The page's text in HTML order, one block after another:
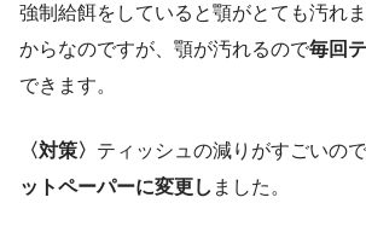
強制給餌をしていると顎がとても汚れ
からなのですが、顎が汚れるので毎回
できます。
〈対策〉 ティッシュの減りがすごいので
ットペーパーに変更し ました。